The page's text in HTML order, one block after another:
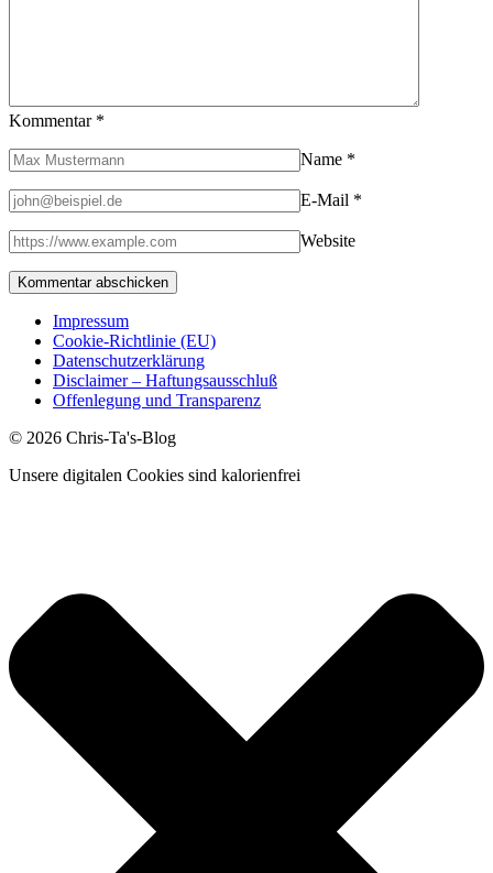
Kommentar *
Name *
E-Mail *
Website
Impressum
Cookie-Richtlinie (EU)
Datenschutzerklärung
Disclaimer – Haftungsausschluß
Offenlegung und Transparenz
© 2026 Chris-Ta's-Blog
Unsere digitalen Cookies sind kalorienfrei